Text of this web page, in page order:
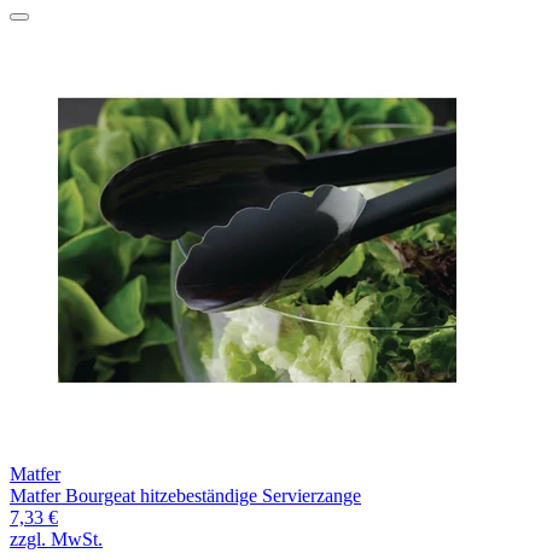
Matfer
Matfer Bourgeat hitzebeständige Servierzange
7,33 €
zzgl. MwSt.